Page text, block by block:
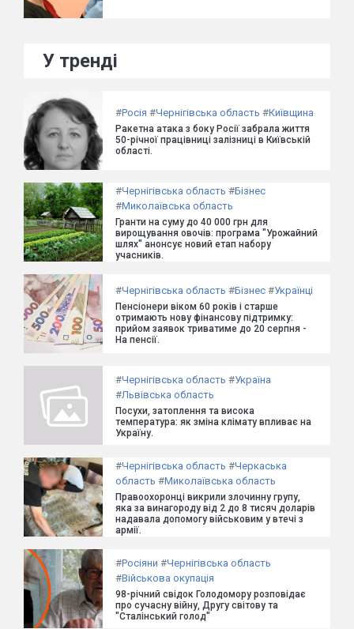
У тренді
#Росія #Чернігівська область #Київщина
Ракетна атака з боку Росії забрала життя
50-річної працівниці залізниці в Київській
області.
#Чернігівська область #Бізнес
#Миколаївська область
Гранти на суму до 40 000 грн для
вирощування овочів: програма "Урожайний
шлях" анонсує новий етап набору
учасників.
#Чернігівська область #Бізнес #Українці
Пенсіонери віком 60 років і старше
отримають нову фінансову підтримку:
прийом заявок триватиме до 20 серпня -
На пенсії.
#Чернігівська область #Україна
#Львівська область
Посухи, затоплення та висока
температура: як зміна клімату впливає на
Україну.
#Чернігівська область #Черкаська
область #Миколаївська область
Правоохоронці викрили злочинну групу,
яка за винагороду від 2 до 8 тисяч доларів
надавала допомогу військовим у втечі з
армії.
#Росіяни #Чернігівська область
#Військова окупація
98-річний свідок Голодомору розповідає
про сучасну війну, Другу світову та
"Сталінський голод"